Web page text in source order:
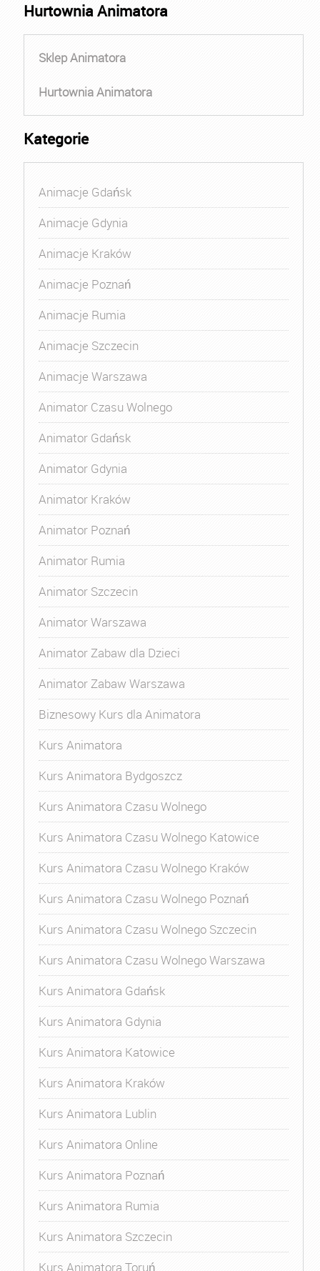
Hurtownia Animatora
Sklep Animatora
Hurtownia Animatora
Kategorie
Animacje Gdańsk
Animacje Gdynia
Animacje Kraków
Animacje Poznań
Animacje Rumia
Animacje Szczecin
Animacje Warszawa
Animator Czasu Wolnego
Animator Gdańsk
Animator Gdynia
Animator Kraków
Animator Poznań
Animator Rumia
Animator Szczecin
Animator Warszawa
Animator Zabaw dla Dzieci
Animator Zabaw Warszawa
Biznesowy Kurs dla Animatora
Kurs Animatora
Kurs Animatora Bydgoszcz
Kurs Animatora Czasu Wolnego
Kurs Animatora Czasu Wolnego Katowice
Kurs Animatora Czasu Wolnego Kraków
Kurs Animatora Czasu Wolnego Poznań
Kurs Animatora Czasu Wolnego Szczecin
Kurs Animatora Czasu Wolnego Warszawa
Kurs Animatora Gdańsk
Kurs Animatora Gdynia
Kurs Animatora Katowice
Kurs Animatora Kraków
Kurs Animatora Lublin
Kurs Animatora Online
Kurs Animatora Poznań
Kurs Animatora Rumia
Kurs Animatora Szczecin
Kurs Animatora Toruń